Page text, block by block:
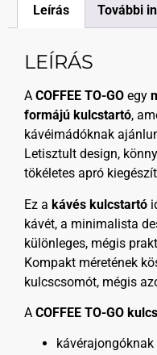
Leírás További
LEÍRÁS
A COFFEE TO-GO egy
formájú kulcstartó,
kávéimádóknak
Letisztult design,
tökéletes apró
Ez a kávés kulcstartó
kávét, a minimalista
különleges, mégis
Kompakt méretének
kulcscsomót, mégis
A COFFEE TO-GO
kávérajongóknak